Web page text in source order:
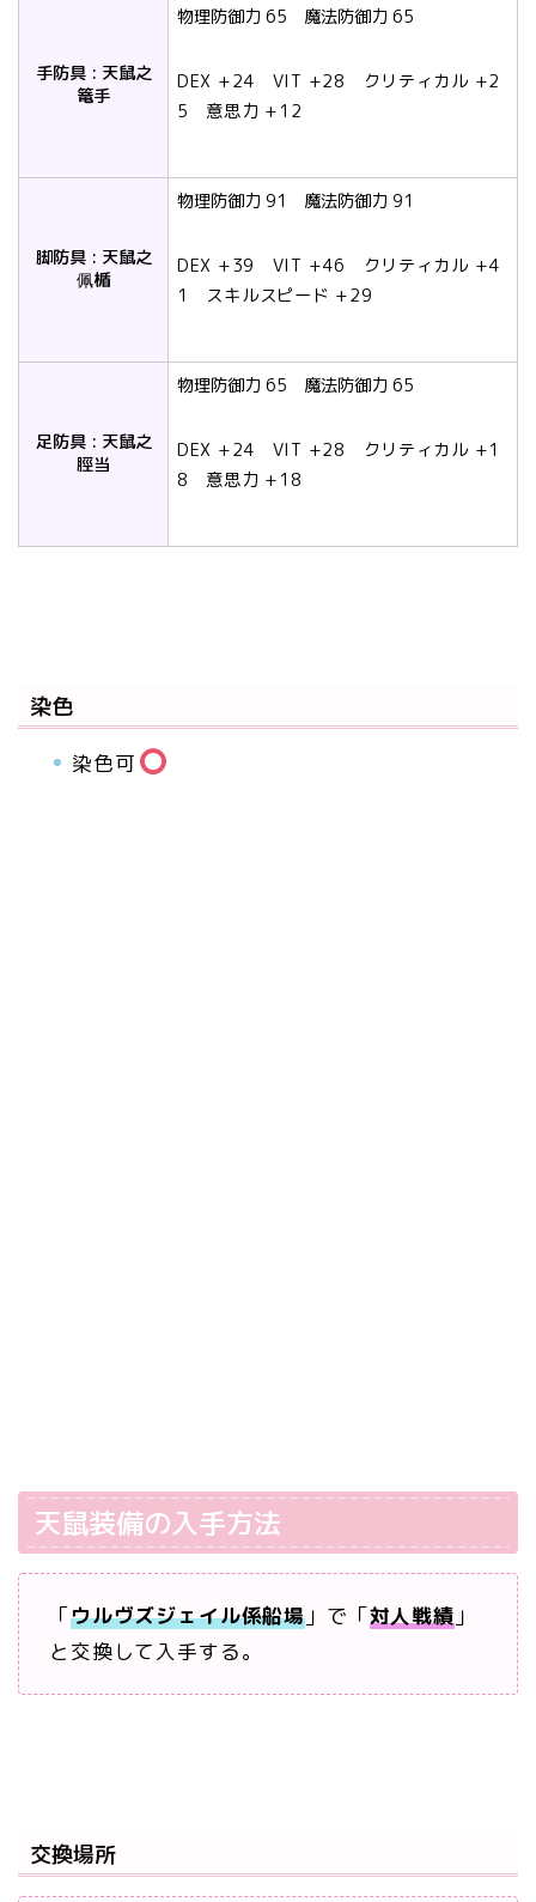
手防具 : 天鼠之
篭手
物理防御力 65 魔法防御力 65
DEX +24 VIT +28 クリティカル +2
5 意思力 +12
脚防具 : 天鼠之
佩楯
物理防御力 91 魔法防御力 91
DEX +39 VIT +46 クリティカル +4
1 スキルスピード +29
足防具 : 天鼠之
脛当
物理防御力 65 魔法防御力 65
DEX +24 VIT +28 クリティカル +1
8 意思力 +18
染色
染色可
天鼠装備の入手方法
「ウルヴズジェイル係船場 」で「対人戦績 」
と交換して入手する。
交換場所